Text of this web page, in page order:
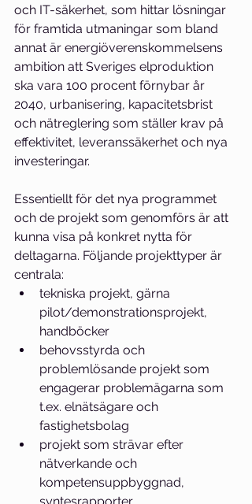
och IT-säkerhet, som hittar lösningar
för framtida utmaningar som bland
annat är energiöverenskommelsens
ambition att Sveriges elproduktion
ska vara 100 procent förnybar år
2040, urbanisering, kapacitetsbrist
och nätreglering som ställer krav på
effektivitet, leveranssäkerhet och nya
investeringar.
Essentiellt för det nya programmet
och de projekt som genomförs är att
kunna visa på konkret nytta för
deltagarna. Följande projekttyper är
centrala:
tekniska projekt, gärna
pilot/demonstrationsprojekt,
handböcker
behovsstyrda och
problemlösande projekt som
engagerar problemägarna som
t.ex. elnätsägare och
fastighetsbolag
projekt som strävar efter
nätverkande och
kompetensuppbyggnad,